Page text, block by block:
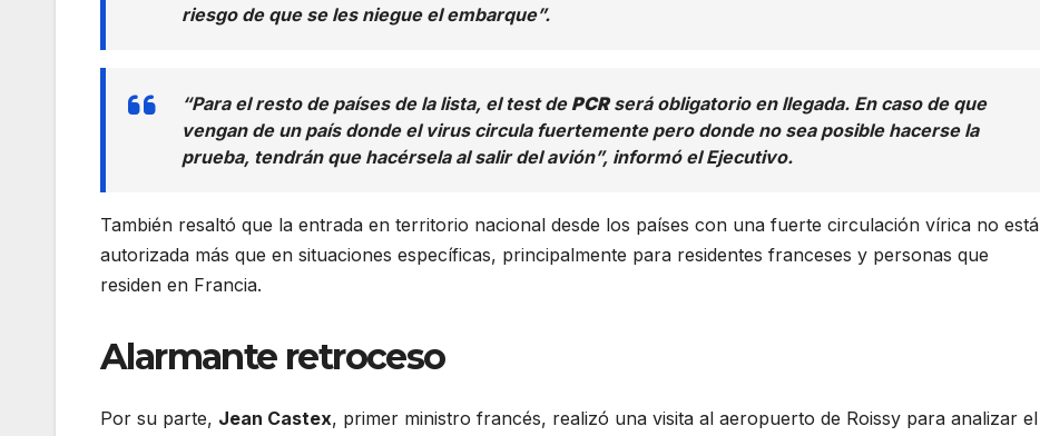
riesgo de que se les niegue el embarque”.
“Para el resto de países de la lista, el test de PCRserá obligatorio en llegada. En caso de que
vengan de un país donde el virus circula fuertemente pero donde no sea posible hacerse la
prueba, tendrán que hacérsela al salir del avión”, informó el Ejecutivo.
También resaltó que la entrada en territorio nacional desde los países con una fuerte circulación vírica no está
autorizada más que en situaciones específicas, principalmente para residentes franceses y personas que
residen en Francia.
Alarmante retroceso
Por su parte, Jean Castex, primer ministro francés, realizó una visita al aeropuerto de Roissy para analizar el